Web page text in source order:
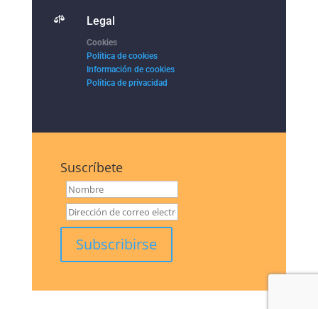
 Legal
Cookies
Política de cookies
Información de cookies
Política de privacidad
Suscríbete